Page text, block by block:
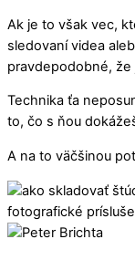
Ak je to však vec,
sledovaní videa
pravdepodobné,
Technika ťa
to, čo s ňou
A na to väčšinou